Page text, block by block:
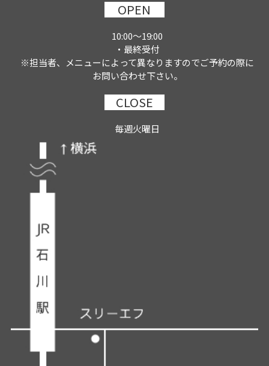
OPEN
10:00～19:00
・最終受付
※担当者、メニューによって異なりますのでご予約の際に
お問い合わせ下さい。
CLOSE
毎週火曜日